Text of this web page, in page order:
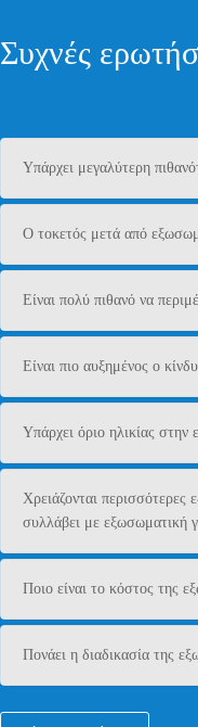
Συχνές
Υπάρχει μεγαλύτερη
Ο τοκετός μετά από
Είναι πολύ πιθανό να
Είναι πιο αυξημένος ο
Υπάρχει όριο ηλικίας στην
Χρειάζονται περισσότερες
συλλάβει με εξωσωματική
Ποιο είναι το κόστος της
Πονάει η διαδικασία της